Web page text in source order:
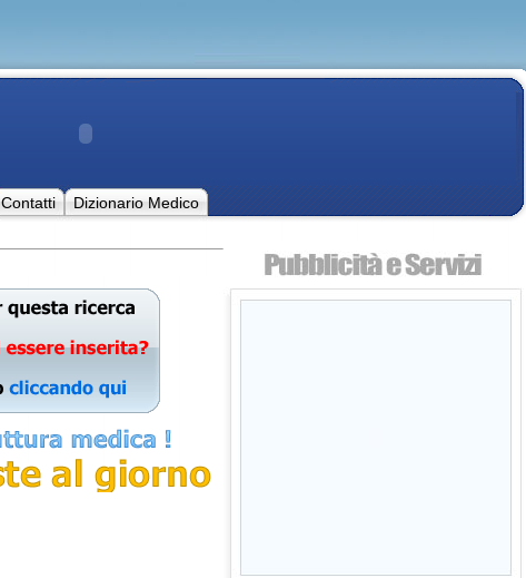
Contatti
Dizionario Medico